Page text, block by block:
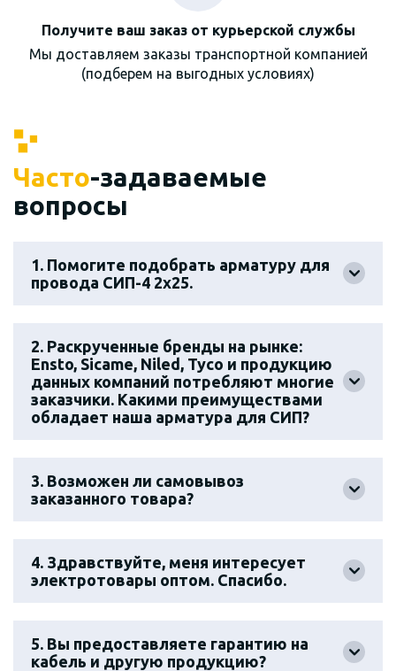
Получите ваш заказ от курьерской службы
Мы доставляем заказы транспортной компанией
(подберем на выгодных условиях)
Часто-задаваемые
вопросы
1. Помогите подобрать арматуру для
провода СИП-4 2х25.
2. Раскрученные бренды на рынке:
Ensto, Sicame, Niled, Tyco и продукцию
данных компаний потребляют многие
заказчики. Какими преимуществами
обладает наша арматура для СИП?
3. Возможен ли самовывоз
заказанного товара?
4. Здравствуйте, меня интересует
электротовары оптом. Спасибо.
5. Вы предоставляете гарантию на
кабель и другую продукцию?